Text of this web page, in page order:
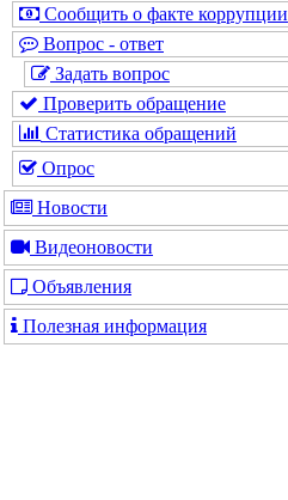
Сообщить о факте коррупции
Вопрос - ответ
Задать вопрос
Проверить обращение
Статистика обращений
Опрос
Новости
Видеоновости
Объявления
Полезная информация